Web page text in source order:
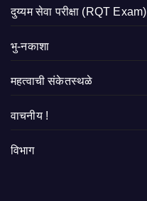
दुय्यम सेवा परीक्षा (RQT Exam)
भु-नकाशा
महत्वाची संकेतस्थळे
वाचनीय !
विभाग